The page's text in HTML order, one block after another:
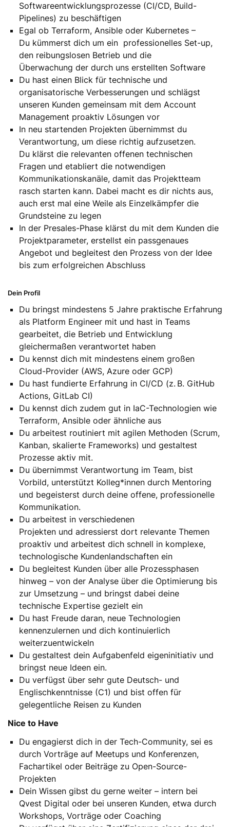
Softwareentwicklungsprozesse (CI/CD, Build-
Pipelines) zu beschäftigen
Egal ob Terraform, Ansible oder Kubernetes –
Du kümmerst dich um ein professionelles Set-up,
den reibungslosen Betrieb und die
Überwachung der durch uns erstellten Software
Du hast einen Blick für technische und
organisatorische Verbesserungen und schlägst
unseren Kunden gemeinsam mit dem Account
Management proaktiv Lösungen vor
In neu startenden Projekten übernimmst du
Verantwortung, um diese richtig aufzusetzen.
Du klärst die relevanten offenen technischen
Fragen und etabliert die notwendigen
Kommunikationskanäle, damit das Projektteam
rasch starten kann. Dabei macht es dir nichts aus,
auch erst mal eine Weile als Einzelkämpfer die
Grundsteine zu legen
In der Presales-Phase klärst du mit dem Kunden die
Projektparameter, erstellst ein passgenaues
Angebot und begleitest den Prozess von der Idee
bis zum erfolgreichen Abschluss
Dein Profil
Du bringst mindestens 5 Jahre praktische Erfahrung
als Platform Engineer mit und hast in Teams
gearbeitet, die Betrieb und Entwicklung
gleichermaßen verantwortet haben
Du kennst dich mit mindestens einem großen
Cloud-Provider (AWS, Azure oder GCP)
Du hast fundierte Erfahrung in CI/CD (z. B. GitHub
Actions, GitLab CI)
Du kennst dich zudem gut in IaC-Technologien wie
Terraform, Ansible oder ähnliche aus
Du arbeitest routiniert mit agilen Methoden (Scrum,
Kanban, skalierte Frameworks) und gestaltest
Prozesse aktiv mit.
Du übernimmst Verantwortung im Team, bist
Vorbild, unterstützt Kolleg*innen durch Mentoring
und begeisterst durch deine offene, professionelle
Kommunikation.
Du arbeitest in verschiedenen
Projekten und adressierst dort relevante Themen
proaktiv und arbeitest dich schnell in komplexe,
technologische Kundenlandschaften ein
Du begleitest Kunden über alle Prozessphasen
hinweg – von der Analyse über die Optimierung bis
zur Umsetzung – und bringst dabei deine
technische Expertise gezielt ein
Du hast Freude daran, neue Technologien
kennenzulernen und dich kontinuierlich
weiterzuentwickeln
Du gestaltest dein Aufgabenfeld eigeninitiativ und
bringst neue Ideen ein.
Du verfügst über sehr gute Deutsch- und
Englischkenntnisse (C1) und bist offen für
gelegentliche Reisen zu Kunden
Nice to Have
Du engagierst dich in der Tech-Community, sei es
durch Vorträge auf Meetups und Konferenzen,
Fachartikel oder Beiträge zu Open-Source-
Projekten
Dein Wissen gibst du gerne weiter – intern bei
Qvest Digital oder bei unseren Kunden, etwa durch
Workshops, Vorträge oder Coaching